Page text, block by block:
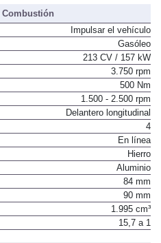
Combustión
Impulsar el vehículo
Gasóleo
213 CV / 157 kW
3.750 rpm
500 Nm
1.500 - 2.500 rpm
Delantero longitudinal
4
En línea
Hierro
Aluminio
84 mm
90 mm
1.995 cm³
15,7 a 1